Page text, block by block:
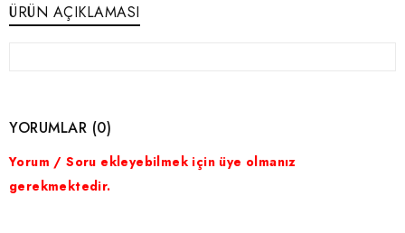
ÜRÜN AÇIKLAMASI
YORUMLAR (0)
Yorum / Soru ekleyebilmek için üye olmanız
gerekmektedir.